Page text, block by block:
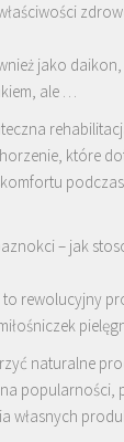
jako
ale …
które
– jak
rewolucyjny
naturalne
na popularności,
własnych